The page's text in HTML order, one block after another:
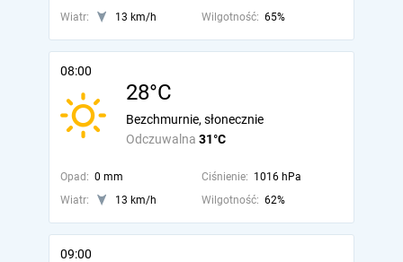
Wiatr: 13 km/h Wilgotność: 65%
08:00
28°C
Odczuwalna 31°C
Bezchmurnie, słonecznie
Opad: 0 mm Ciśnienie: 1016 hPa
Wiatr:
13 km/h Wilgotność: 62%
09:00